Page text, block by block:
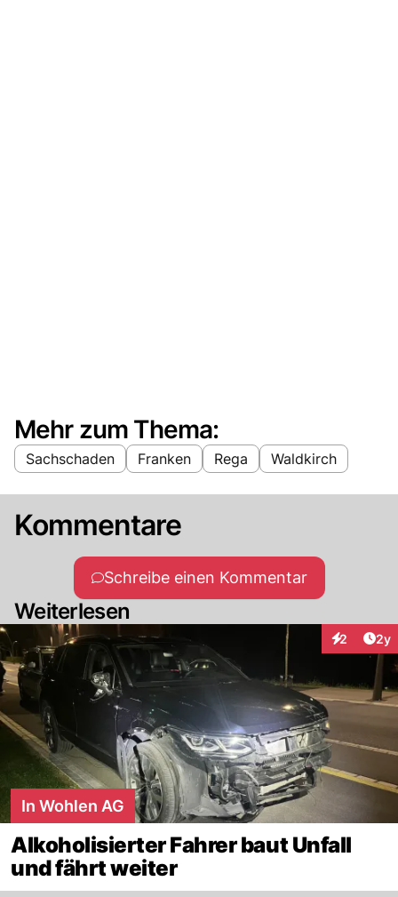
Mehr zum Thema:
Sachschaden Franken Rega Waldkirch
Kommentare
Schreibe einen Kommentar
Weiterlesen
2 2y
In Wohlen AG
Alkoholisierter Fahrer baut Unfall
und fährt weiter